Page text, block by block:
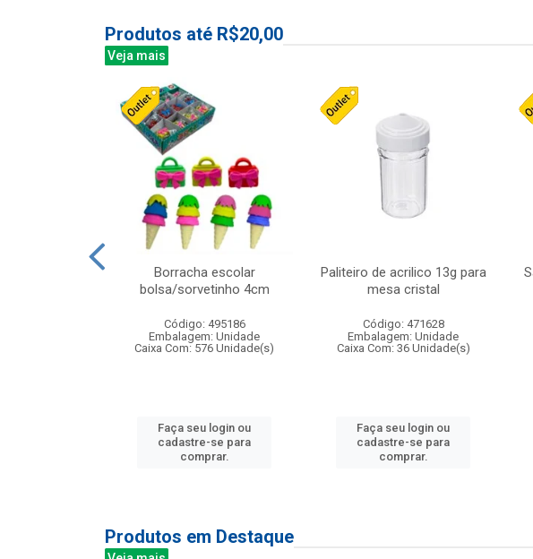
Produtos até R$20,00
Veja mais
Borracha escolar
bolsa/sorvetinho 4cm
Código: 495186
Embalagem: Unidade
Caixa Com: 576 Unidade(s)
Faça seu login ou
cadastre-se para
comprar.
Paliteiro de acrilico 13g para
mesa cristal
Código: 471628
Embalagem: Unidade
Caixa Com: 36 Unidade(s)
Faça seu login ou
cadastre-se para
comprar.
Produtos em Destaque